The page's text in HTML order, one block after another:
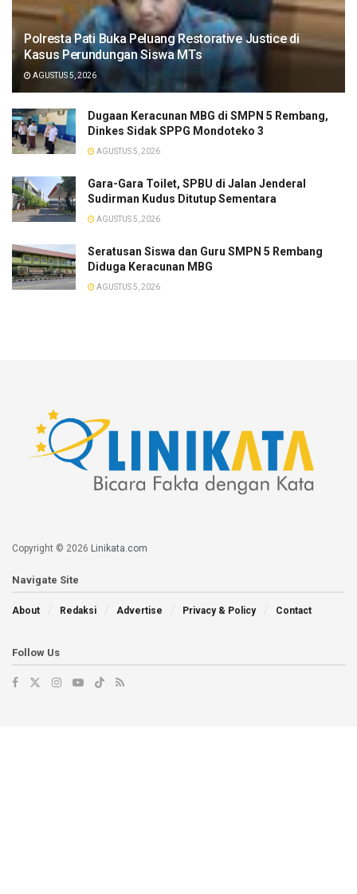
Polresta Pati Buka Peluang Restorative Justice di
Kasus Perundungan Siswa MTs
AGUSTUS 5, 2026
Dugaan Keracunan MBG di SMPN 5 Rembang,
Dinkes Sidak SPPG Mondoteko 3
AGUSTUS 5, 2026
Gara-Gara Toilet, SPBU di Jalan Jenderal
Sudirman Kudus Ditutup Sementara
AGUSTUS 5, 2026
Seratusan Siswa dan Guru SMPN 5 Rembang
Diduga Keracunan MBG
AGUSTUS 5, 2026
Copyright © 2026 Linikata.com
Navigate Site
About Redaksi Advertise Privacy & Policy Contact
Follow Us